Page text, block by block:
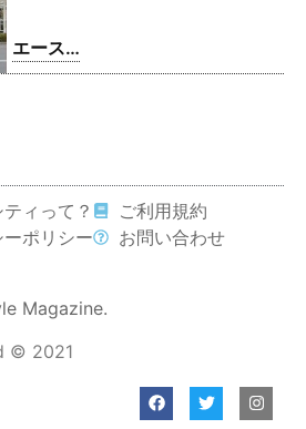
エース
コンタ
店
ィって？
ご利用規約
ポリシー
お問い合わせ
Magazine.
© 2021